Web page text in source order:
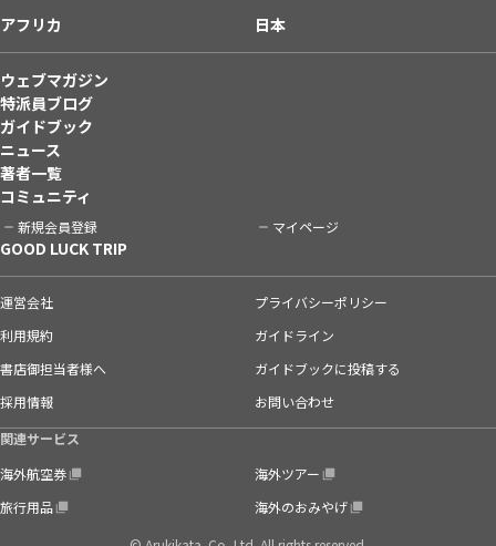
アフリカ
日本
ウェブマガジン
特派員ブログ
ガイドブック
ニュース
著者一覧
コミュニティ
新規会員登録 マイページ
GOOD LUCK TRIP
運営会社
プライバシーポリシー
利用規約
ガイドライン
書店御担当者様へ
ガイドブックに投稿する
採用情報
お問い合わせ
関連サービス
海外航空券
海外ツアー
旅行用品
海外のおみやげ